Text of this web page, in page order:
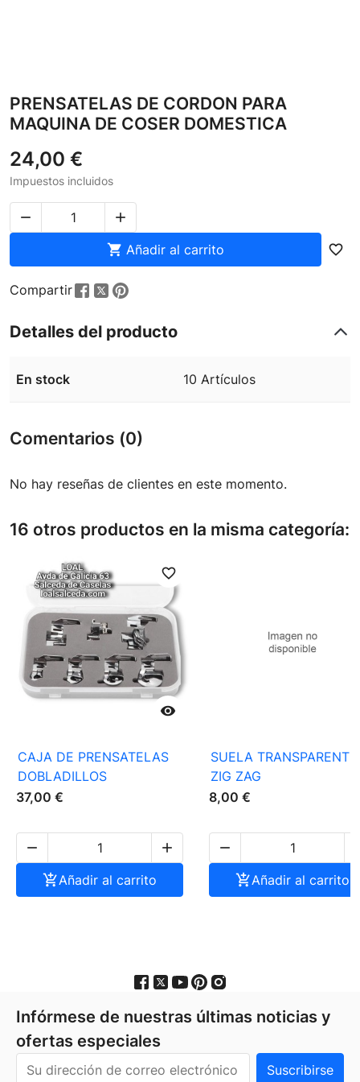
PRENSATELAS DE CORDON PARA
MAQUINA DE COSER DOMESTICA
24,00 €
Impuestos incluidos


 Añadir al carrito favorite_border
Compartir
Detalles del producto
En stock 10 Artículos
Comentarios (0)
No hay reseñas de clientes en este momento.
16 otros productos en la misma categoría:

favorite_border
CAJA DE PRENSATELAS
DOBLADILLOS
37,00 €


Añadir al carrito
SUELA TRANSPARENTE
ZIG ZAG
8,00 €

Añadir al carrito
Infórmese de nuestras últimas noticias y
ofertas especiales